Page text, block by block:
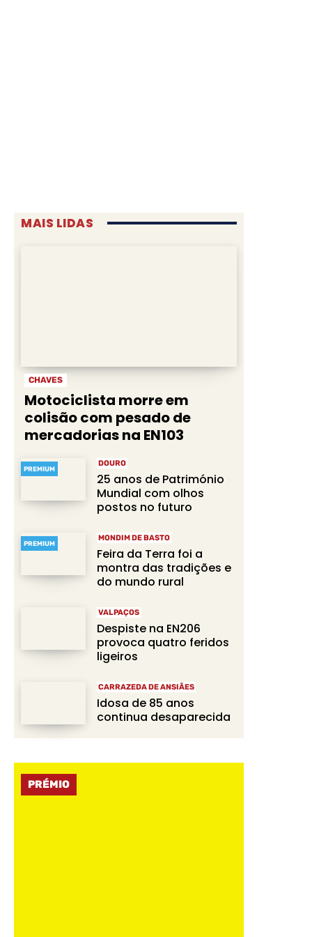
MAIS LIDAS
CHAVES
Motociclista morre em
colisão com pesado de
mercadorias na EN103
PREMIUM
DOURO
25 anos de Património
Mundial com olhos
postos no futuro
PREMIUM
MONDIM DE BASTO
Feira da Terra foi a
montra das tradições e
do mundo rural
VALPAÇOS
Despiste na EN206
provoca quatro feridos
ligeiros
CARRAZEDA DE ANSIÃES
Idosa de 85 anos
continua desaparecida
PRÉMIO